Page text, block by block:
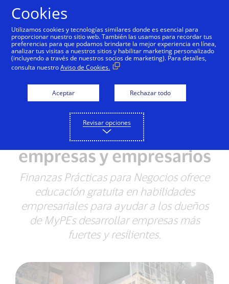
NOTAS DE PRENSA
Visa expande Finanzas
Prácticas para Negocios:
Recursos educativos
gratuitos para pequeñas
empresas y empresarios
Finanzas Prácticas para Negocios ofrece
educación gratuita en habilidades
empresariales para ayudar a los dueños
de MyPEs desarrollar empresas más
fuertes y resilientes.
Cookies
Utilizamos cookies y tecnologías similares donde es esencial para
proporcionar nuestro sitio web. También las usamos para recordar tus
preferencias para que podamos brindarte la mejor experiencia en línea,
analizar tus visitas a nuestros sitios y habilitar marketing personalizado
(incluyendo a través de nuestros socios de marketing). Para detalles,
consulta nuestroAviso de Cookies.
Aceptar Rechazar todo
Revisar opciones